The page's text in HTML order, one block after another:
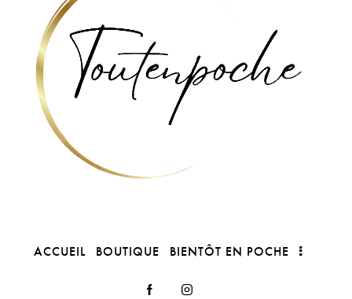
ACCUEIL BOUTIQUE BIENTÔT EN POCHE